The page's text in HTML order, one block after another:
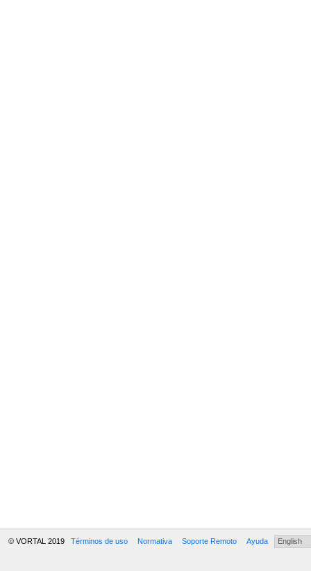
© VORTAL 2019 Términos de uso Normativa Soporte Remoto Ayuda